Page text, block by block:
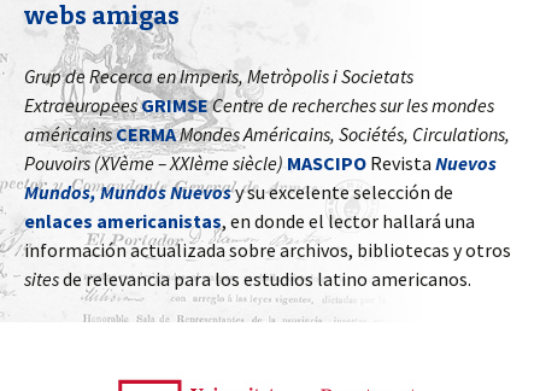
webs amigas
Grup de Recerca en Imperis, Metròpolis i Societats
ExtraeuropeesGRIMSECentre de recherches sur les mondes
américainsCERMAMondes Américains, Sociétés, Circulations,
Pouvoirs (XVème – XXIème siècle) MASCIPO Revista Nuevos
Mundos, Mundos Nuevosy su excelente selección de
enlaces americanistas, en donde el lector hallará una
información actualizada sobre archivos, bibliotecas y otros
sitesde relevancia para los estudios latino americanos.